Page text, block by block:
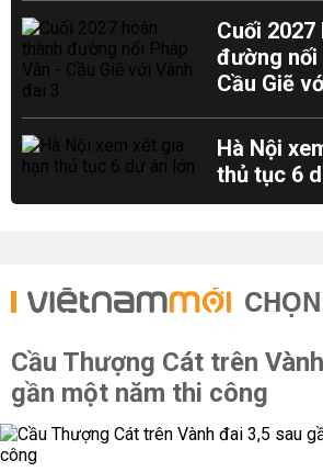
Cuối 2027
đường nối
Cầu Giẽ
Hà Nội
thủ tục 6
CHỌN
Cầu Thượng Cát trên
gần một năm thi công